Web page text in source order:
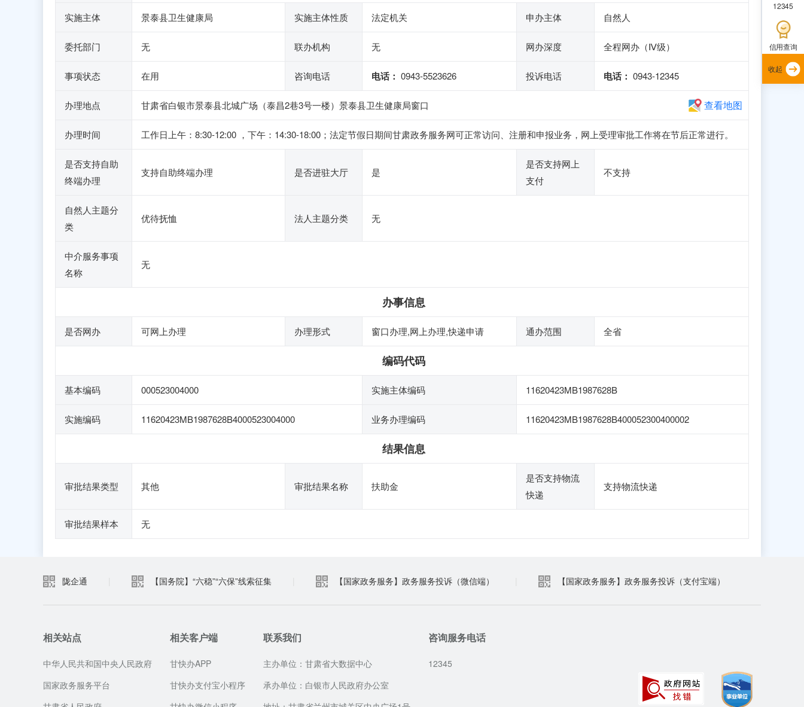
实施主体 景泰县卫生健康局 实施主体性质 法定机关 申办主体 自然人
委托部门 无 联办机构 无 网办深度 全程网办（Ⅳ级）
事项状态 在用 咨询电话 电话： 0943-5523626 投诉电话 电话： 0943-12345
办理地点 甘肃省白银市景泰县北城广场（泰昌2巷3号一楼）景泰县卫生健康局窗口 查看地图
办理时间 工作日上午：8:30-12:00 ，下午：14:30-18:00；法定节假日期间甘肃政务服务网可正常访问、注册和申报业务，网上受理审批工作将在节后正常进行。
是否支持自助
终端办理
支持自助终端办理 是否进驻大厅 是
是否支持网上
支付
不支持
自然人主题分
类
优待抚恤 法人主题分类 无
中介服务事项
名称
无
办事信息
是否网办 可网上办理 办理形式 窗口办理,网上办理,快递申请 通办范围 全省
编码代码
基本编码 000523004000 实施主体编码 11620423MB1987628B
实施编码 11620423MB1987628B4000523004000 业务办理编码 11620423MB1987628B400052300400002
结果信息
审批结果类型 其他 审批结果名称 扶助金
是否支持物流
快递
支持物流快递
审批结果样本 无
陇企通 【国务院】“六稳”“六保”线索征集 【国家政务服务】政务服务投诉（微信端） 【国家政务服务】政务服务投诉（支付宝端）
相关站点
中华人民共和国中央人民政府
国家政务服务平台
相关客户端
甘快办APP
甘快办支付宝小程序
联系我们
主办单位：甘肃省大数据中心
承办单位：白银市人民政府办公室
咨询服务电话
12345
12345
信用查询
收起